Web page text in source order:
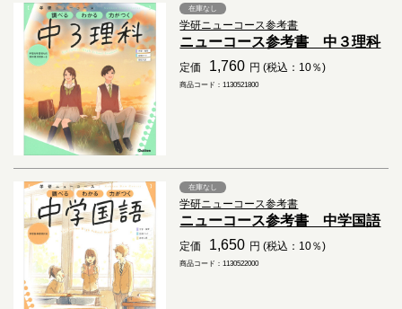
在庫なし
学研ニューコース参考書
ニューコース参考書 中３理科
定価 1,760 円 (税込：10％)
商品コード：1130521800
在庫なし
学研ニューコース参考書
ニューコース参考書 中学国語
定価 1,650 円 (税込：10％)
商品コード：1130522000